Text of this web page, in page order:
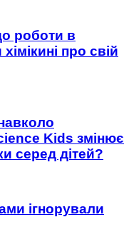
роботи в
про свій
Kids змінює
серед дітей?
ігнорували